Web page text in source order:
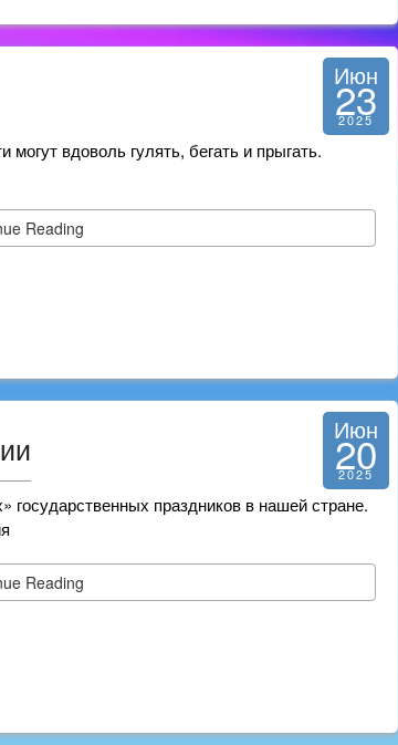
Июн
23
2025
вдоволь гулять, бегать и прыгать.
Reading
Июн
20
2025
праздников в нашей стране.
Reading